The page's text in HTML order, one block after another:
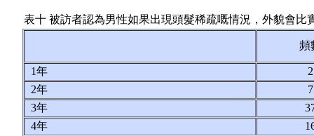
表十 被訪者認為男性如果出現頭髮稀疏嘅情況，外貌會比
頻
1年
2年
3年
4年